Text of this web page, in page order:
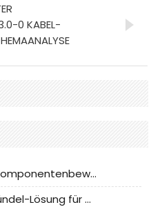
0 KABEL-
CNC Tech Inländische Kabelkomponentenbewertung und Massenproduktionsanpassungsanleitung
I-PEX-Hochfrequenz-Kabelbündel-Lösung für die heimische Produktion analysiert